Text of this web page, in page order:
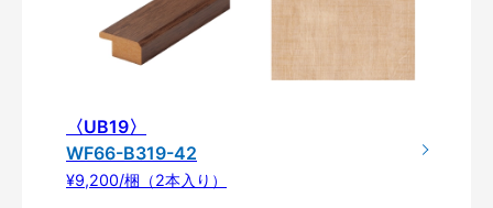
〈UB19〉
WF66-B319-42
¥9,200/梱（2本入り）